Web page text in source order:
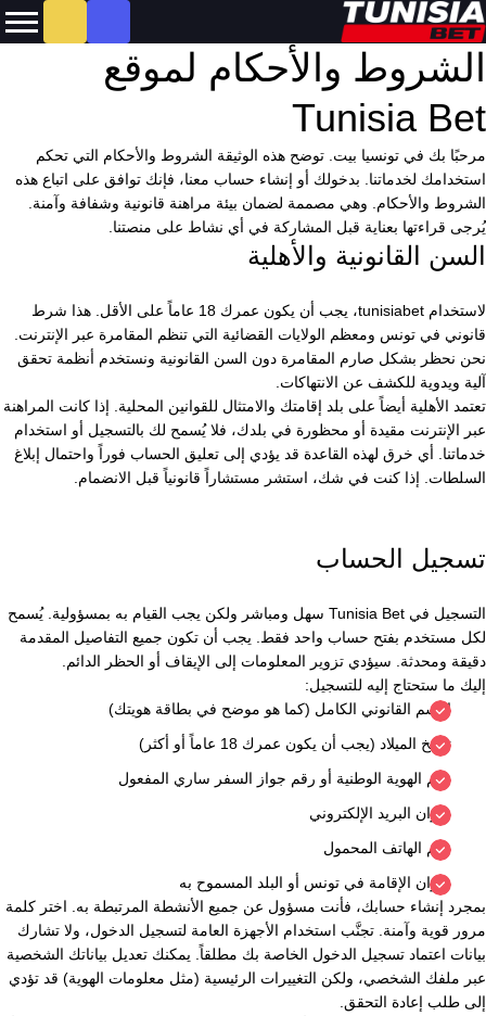
الشروط والأحكام لموقع
Tunisia Bet
مرحبًا بك في تونسيا بيت. توضح هذه الوثيقة الشروط والأحكام التي تحكم
استخدامك لخدماتنا. بدخولك أو إنشاء حساب معنا، فإنك توافق على اتباع هذه
الشروط والأحكام. وهي مصممة لضمان بيئة مراهنة قانونية وشفافة وآمنة.
يُرجى قراءتها بعناية قبل المشاركة في أي نشاط على منصتنا.
السن القانونية والأهلية
لاستخدام tunisiabet، يجب أن يكون عمرك 18 عاماً على الأقل. هذا شرط
قانوني في تونس ومعظم الولايات القضائية التي تنظم المقامرة عبر الإنترنت.
نحن نحظر بشكل صارم المقامرة دون السن القانونية ونستخدم أنظمة تحقق
آلية ويدوية للكشف عن الانتهاكات.
تعتمد الأهلية أيضاً على بلد إقامتك والامتثال للقوانين المحلية. إذا كانت المراهنة
عبر الإنترنت مقيدة أو محظورة في بلدك، فلا يُسمح لك بالتسجيل أو استخدام
خدماتنا. أي خرق لهذه القاعدة قد يؤدي إلى تعليق الحساب فوراً واحتمال إبلاغ
السلطات. إذا كنت في شك، استشر مستشاراً قانونياً قبل الانضمام.
تسجيل الحساب
التسجيل في Tunisia Bet سهل ومباشر ولكن يجب القيام به بمسؤولية. يُسمح
لكل مستخدم بفتح حساب واحد فقط. يجب أن تكون جميع التفاصيل المقدمة
دقيقة ومحدثة. سيؤدي تزوير المعلومات إلى الإيقاف أو الحظر الدائم.
إليك ما ستحتاج إليه للتسجيل:
الاسم القانوني الكامل (كما هو موضح في بطاقة هويتك)
تاريخ الميلاد (يجب أن يكون عمرك 18 عاماً أو أكثر)
رقم الهوية الوطنية أو رقم جواز السفر ساري المفعول
عنوان البريد الإلكتروني
رقم الهاتف المحمول
عنوان الإقامة في تونس أو البلد المسموح به
بمجرد إنشاء حسابك، فأنت مسؤول عن جميع الأنشطة المرتبطة به. اختر كلمة
مرور قوية وآمنة. تجنَّب استخدام الأجهزة العامة لتسجيل الدخول، ولا تشارك
بيانات اعتماد تسجيل الدخول الخاصة بك مطلقاً. يمكنك تعديل بياناتك الشخصية
عبر ملفك الشخصي، ولكن التغييرات الرئيسية (مثل معلومات الهوية) قد تؤدي
إلى طلب إعادة التحقق.